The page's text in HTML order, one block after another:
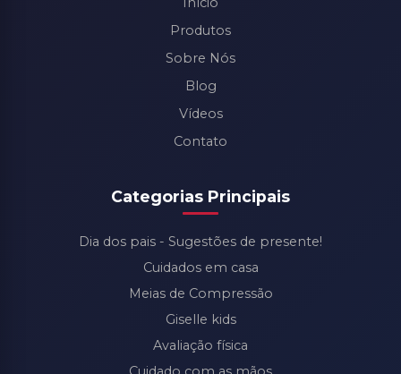
Produtos
Sobre Nós
Blog
Vídeos
Contato
Categorias Principais
Dia dos pais - Sugestões de presente!
Cuidados em casa
Meias de Compressão
Giselle kids
Avaliação física